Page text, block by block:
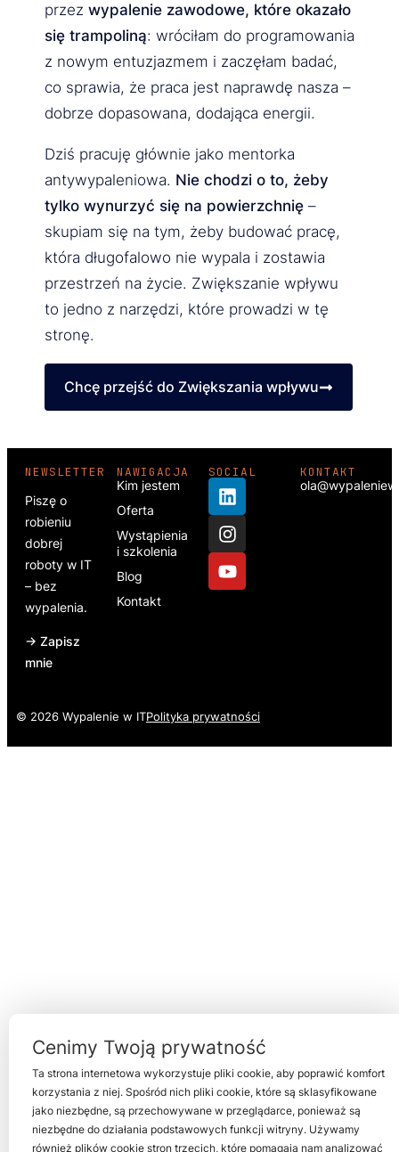
przez wypalenie zawodowe, które okazało
się trampoliną: wróciłam do programowania
z nowym entuzjazmem i zaczęłam badać,
co sprawia, że praca jest naprawdę nasza –
dobrze dopasowana, dodająca energii.
Dziś pracuję głównie jako mentorka
antywypaleniowa. Nie chodzi o to, żeby
tylko wynurzyć się na powierzchnię –
skupiam się na tym, żeby budować pracę,
która długofalowo nie wypala i zostawia
przestrzeń na życie. Zwiększanie wpływu
to jedno z narzędzi, które prowadzi w tę
stronę.
Chcę przejść do Zwiększania wpływu
NEWSLETTER
Piszę o
robieniu
dobrej
roboty w IT
– bez
wypalenia.
→ Zapisz
mnie
NAWIGACJA
Kim jestem
Oferta
Wystąpienia
i szkolenia
Blog
Kontakt
SOCIAL
KONTAKT
© 2026 Wypalenie w ITPolityka prywatności
Cenimy Twoją prywatność
Ta strona internetowa wykorzystuje pliki cookie, aby poprawić komfort
korzystania z niej. Spośród nich pliki cookie, które są sklasyfikowane
jako niezbędne, są przechowywane w przeglądarce, ponieważ są
niezbędne do działania podstawowych funkcji witryny. Używamy
również plików cookie stron trzecich, które pomagają nam analizować